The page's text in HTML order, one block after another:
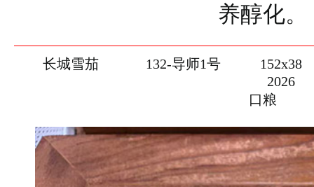
养醇化。
长城雪茄 132-导师1号
152x38
2026
口粮